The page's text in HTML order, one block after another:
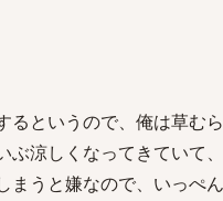
るというので、俺は草むら
ぶ涼しくなってきていて、
まうと嫌なので、いっぺ